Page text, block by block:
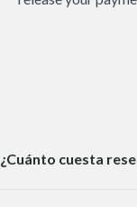
¿Cuánto cuesta